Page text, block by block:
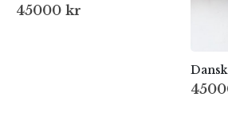
45000 kr